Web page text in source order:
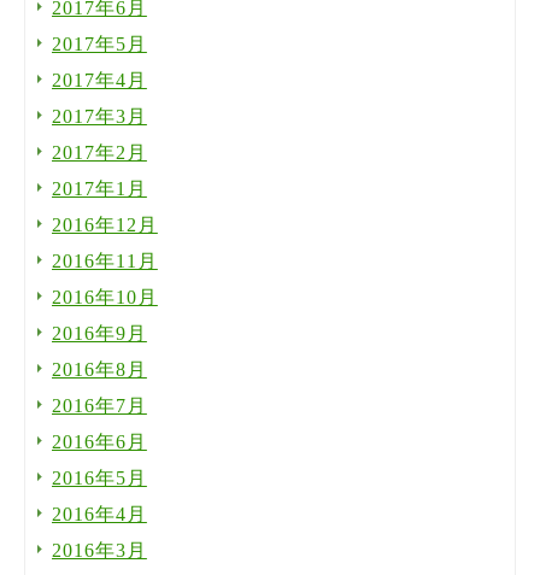
2017年6月
2017年5月
2017年4月
2017年3月
2017年2月
2017年1月
2016年12月
2016年11月
2016年10月
2016年9月
2016年8月
2016年7月
2016年6月
2016年5月
2016年4月
2016年3月